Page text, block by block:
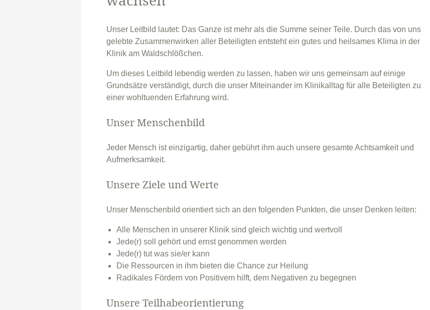
Unser Leitbild lautet: Das Ganze ist mehr als die Summe seiner Teile. Durch das von uns
gelebte Zusammenwirken aller Beteiligten entsteht ein gutes und heilsames Klima in der
Klinik am Waldschlößchen.
Um dieses Leitbild lebendig werden zu lassen, haben wir uns gemeinsam auf einige
Grundsätze verständigt, durch die unser Miteinander im Klinikalltag für alle Beteiligten zu
einer wohltuenden Erfahrung wird.
Unser Menschenbild
Jeder Mensch ist einzigartig, daher gebührt ihm auch unsere gesamte Achtsamkeit und
Aufmerksamkeit.
Unsere Ziele und Werte
Unser Menschenbild orientiert sich an den folgenden Punkten, die unser Denken leiten:
Alle Menschen in unserer Klinik sind gleich wichtig und wertvoll
Jede(r) soll gehört und ernst genommen werden
Jede(r) tut was sie/er kann
Die Ressourcen in ihm bieten die Chance zur Heilung
Radikales Fördern von Positivem hilft, dem Negativen zu begegnen
Unsere Teilhabeorientierung